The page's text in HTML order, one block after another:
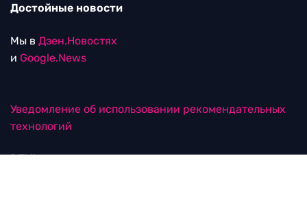
Достойные новости
Мы в Дзен.Новостях
и Google.News
Уведомление об использовании рекомендательных
технологий
RTVI в соцсетях